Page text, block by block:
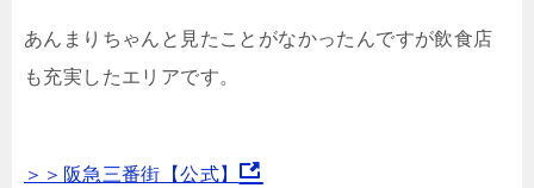
あんまりちゃんと見たことがなかったんですが飲食店
も充実したエリアです。
＞＞阪急三番街【公式】